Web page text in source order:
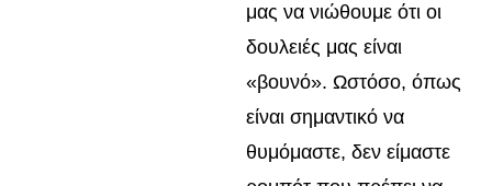
μας να νιώθουμε ότι οι
δουλειές μας είναι
«βουνό». Ωστόσο, όπως
είναι σημαντικό να
θυμόμαστε, δεν είμαστε